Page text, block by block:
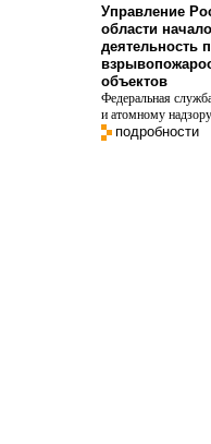
Управление
области
деятельность
объектов
Федеральная
и атомному
подробности